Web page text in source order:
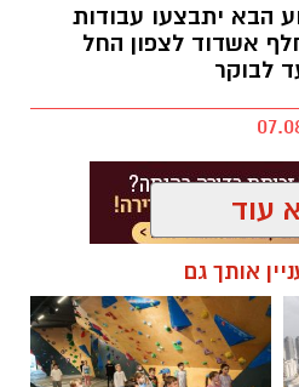
הבא יתבצעו עבודות
בכביש 4 במחלף אשדוד לצפון החל
4 עבודות תחזוקה
עוד
אותך גם